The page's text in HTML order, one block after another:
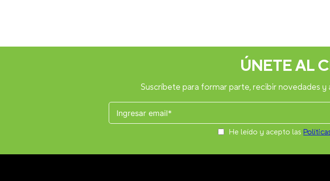
ÚNETE AL
Suscríbete para formar parte, recibir novedades
He leído y acepto las